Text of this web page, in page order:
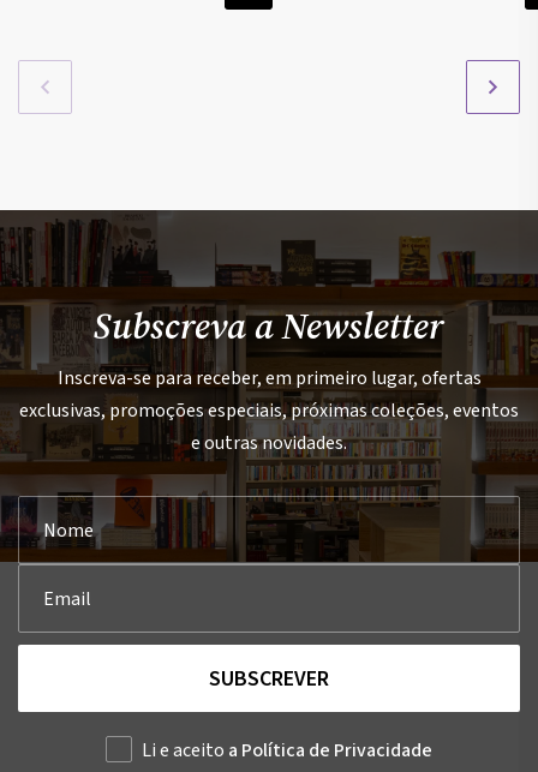
Subscreva a Newsletter
Inscreva-se para receber, em primeiro lugar, ofertas
exclusivas, promoções especiais, próximas coleções, eventos
e outras novidades.
SUBSCREVER
Li e aceito a Política de Privacidade